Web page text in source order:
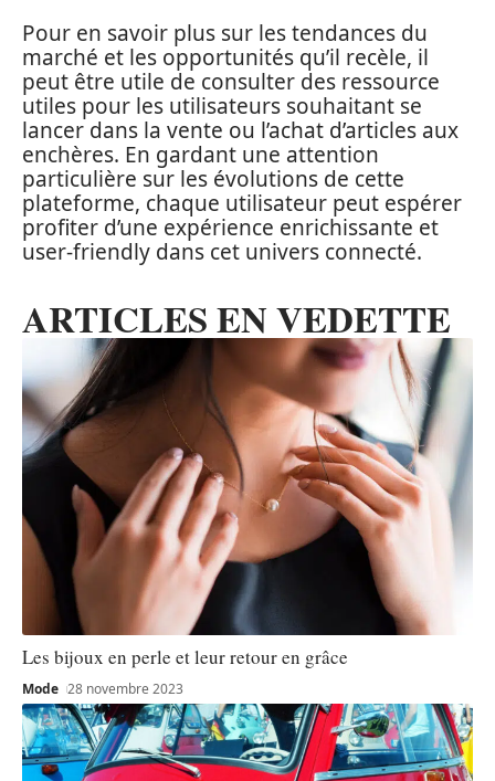
Pour en savoir plus sur les tendances du
marché et les opportunités qu’il recèle, il
peut être utile de consulter des ressource
utiles pour les utilisateurs souhaitant se
lancer dans la vente ou l’achat d’articles aux
enchères. En gardant une attention
particulière sur les évolutions de cette
plateforme, chaque utilisateur peut espérer
profiter d’une expérience enrichissante et
user-friendly dans cet univers connecté.
ARTICLES EN VEDETTE
Les bijoux en perle et leur retour en grâce
Mode 28 novembre 2023